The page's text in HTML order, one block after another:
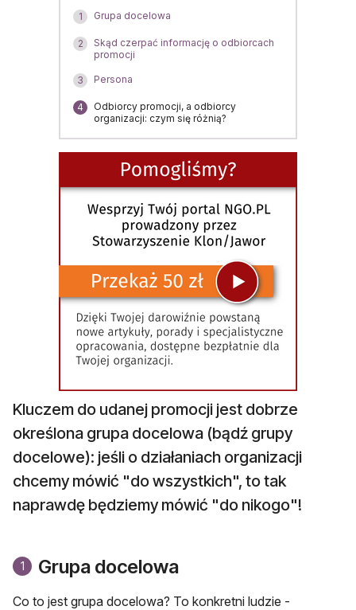
1 Grupa docelowa
2
Skąd czerpać informację o odbiorcach
promocji
3 Persona
4
Odbiorcy promocji, a odbiorcy
organizacji: czym się różnią?
Kluczem do udanej promocji jest dobrze
określona grupa docelowa (bądź grupy
docelowe): jeśli o działaniach organizacji
chcemy mówić "do wszystkich", to tak
naprawdę będziemy mówić "do nikogo"!
1 Grupa docelowa
Co to jest grupa docelowa? To konkretni ludzie -